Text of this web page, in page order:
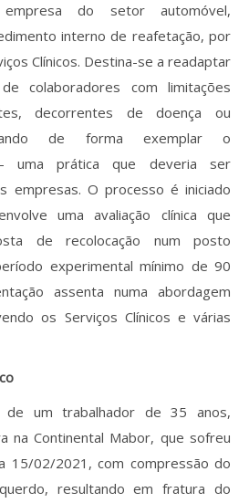
empresa do setor automóvel,
interno de reafetação, por
Clínicos. Destina-se a readaptar
colaboradores com limitações
decorrentes de doença ou
de forma exemplar o
uma prática que deveria ser
empresas. O processo é iniciado
uma avaliação clínica que
de recolocação num posto
experimental mínimo de 90
assenta numa abordagem
os Serviços Clínicos e várias
de um trabalhador de 35 anos,
na Continental Mabor, que sofreu
15/02/2021, com compressão do
resultando em fratura do